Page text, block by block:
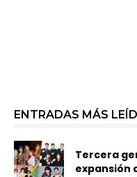
ENTRADAS MÁS
Tercera
expansión